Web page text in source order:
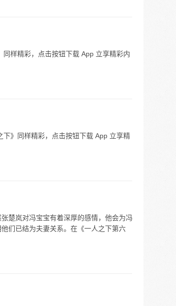
样精彩，点击按钮下载 App 立享精彩内
》同样精彩，点击按钮下载 App 立享精
楚岚对冯宝宝有着深厚的感情，他会为冯
们已结为夫妻关系。在《一人之下第六